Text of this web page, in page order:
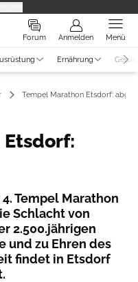
Forum Anmelden Menü
Ernährung
Tempel Marathon Etsdorf:
Tempel Marathon
Schlacht von
2.500.jährigen
und zu Ehren des
findet in Etsdorf